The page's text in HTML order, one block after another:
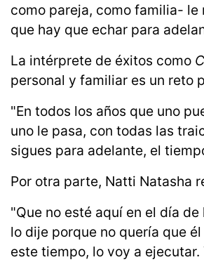
como pareja, como familia- le
que hay que echar para
La intérprete de éxitos como
personal y familiar es un reto
"En todos los años que uno
uno le pasa, con todas las
sigues para adelante, el
Por otra parte, Natti Natasha
"Que no esté aquí en el día
lo dije porque no quería que
este tiempo, lo voy a